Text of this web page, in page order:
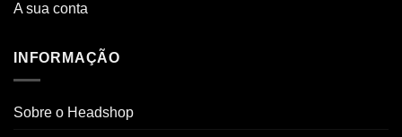
A sua conta
INFORMAÇÃO
Sobre o Headshop